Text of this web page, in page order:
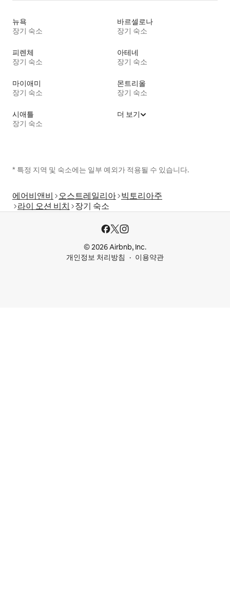
뉴욕
장기 숙소
바르셀로나
장기 숙소
피렌체
장기 숙소
아테네
장기 숙소
마이애미
장기 숙소
몬트리올
장기 숙소
시애틀
장기 숙소
더 보기
* 특정 지역 및 숙소에는 일부 예외가 적용될 수 있습니다.
에어비앤비 오스트레일리아 빅토리아주
라이 오션 비치
장기 숙소
© 2026 Airbnb, Inc.
개인정보 처리방침
이용약관